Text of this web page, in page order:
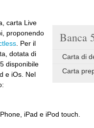
Banca
Carta di
Carta
carta Live
proponendo
. Per il
dotata di
disponibile
e iOs. Nel
iPad e iPod touch.